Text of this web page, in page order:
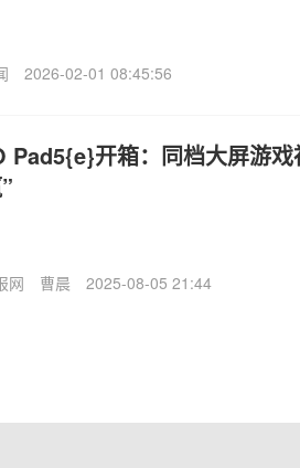
2026-02-01 08:45:56
Pad5{e}开箱：同档大屏游
网 曹晨 2025-08-05 21:44